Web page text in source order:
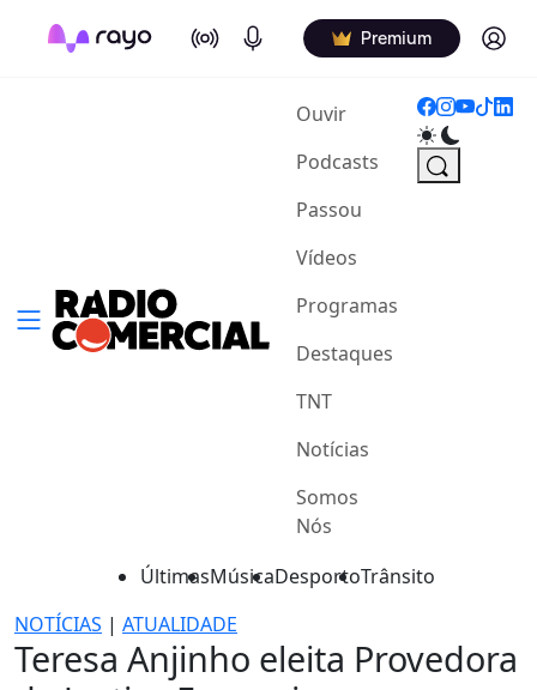
On Air Podcasts Premium Log in
Ouvir(current)
Podcasts
Passou
Vídeos
Programas
Destaques
TNT
Notícias
Somos
Nós
ÚltimasMúsicaDesportoTrânsito
NOTÍCIAS | ATUALIDADE
Teresa Anjinho eleita Provedora